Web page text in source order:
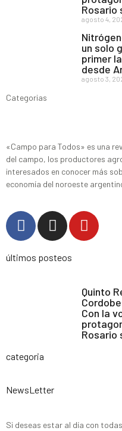
Rosario
agosto 4,
un solo
primer
desde
agosto 3,
Categorias
«Campo para Todos» es una
del campo, los productores
interesados en conocer más
economía del noroeste
últimos posteos
Quinto
Con la
Rosario
categoria
NewsLetter
Si deseas estar al día con